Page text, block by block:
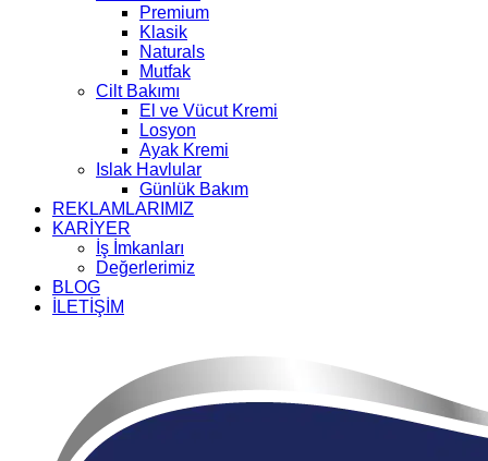
Premium
Klasik
Naturals
Mutfak
Cilt Bakımı
El ve Vücut Kremi
Losyon
Ayak Kremi
Islak Havlular
Günlük Bakım
REKLAMLARIMIZ
KARİYER
İş İmkanları
Değerlerimiz
BLOG
İLETİŞİM